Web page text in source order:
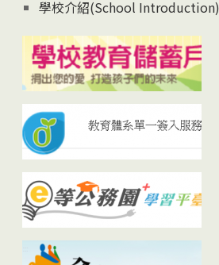
學校介紹(School Introduction)